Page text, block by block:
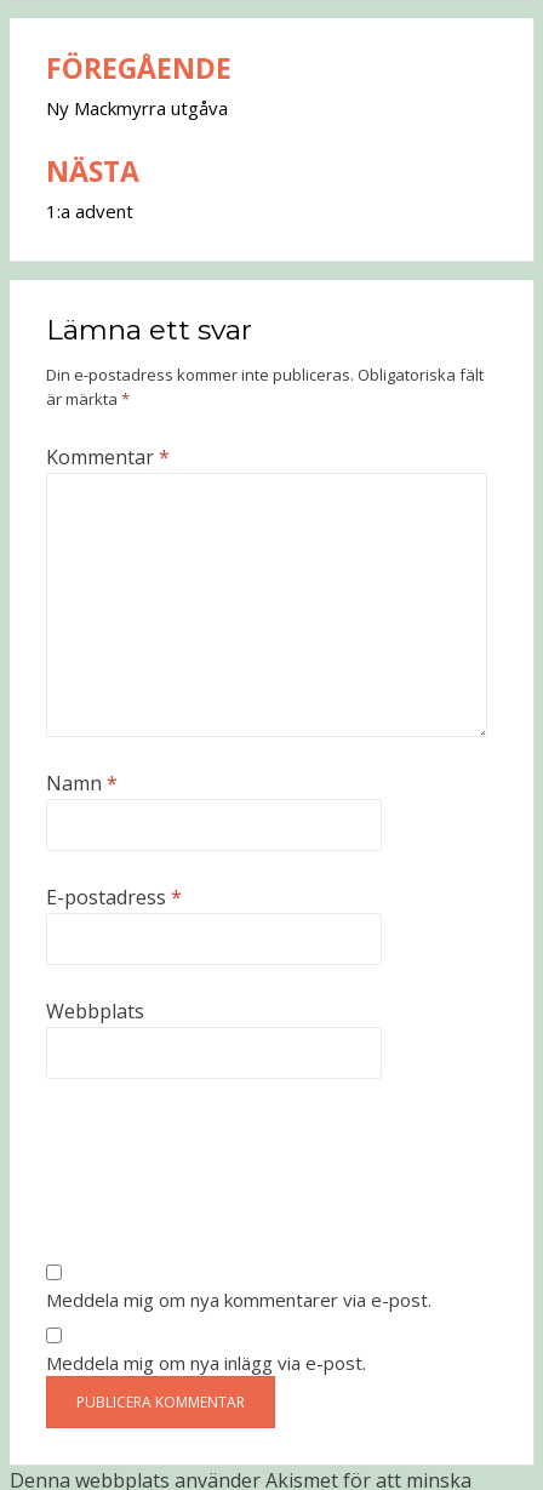
Inläggsnavigering
FÖREGÅENDE
Ny Mackmyrra utgåva
NÄSTA
1:a advent
Lämna ett svar
Din e-postadress kommer inte publiceras. Obligatoriska fält
är märkta *
Kommentar*
Namn *
E-postadress *
Webbplats
Meddela mig om nya kommentarer via e-post.
Meddela mig om nya inlägg via e-post.
Denna webbplats använder Akismet för att minska